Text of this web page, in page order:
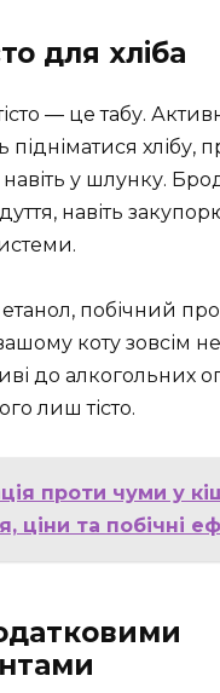
для хліба
— це табу.
підніматися хлібу,
у шлунку.
навіть
етанол, побічний
коту зовсім
до алкогольних
лиш тісто.
проти чуми у
ціни та побічні